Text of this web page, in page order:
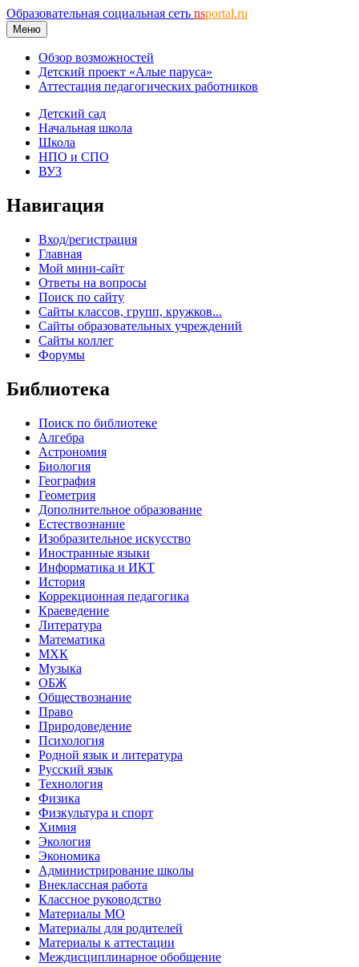
Образовательная социальная сеть nsportal.ru
Меню
Обзор возможностей
Детский проект «Алые паруса»
Аттестация педагогических работников
Детский сад
Начальная школа
Школа
НПО и СПО
ВУЗ
Навигация
Вход/регистрация
Главная
Мой мини-сайт
Ответы на вопросы
Поиск по сайту
Сайты классов, групп, кружков...
Сайты образовательных учреждений
Сайты коллег
Форумы
Библиотека
Поиск по библиотеке
Алгебра
Астрономия
Биология
География
Геометрия
Дополнительное образование
Естествознание
Изобразительное искусство
Иностранные языки
Информатика и ИКТ
История
Коррекционная педагогика
Краеведение
Литература
Математика
МХК
Музыка
ОБЖ
Обществознание
Право
Природоведение
Психология
Родной язык и литература
Русский язык
Технология
Физика
Физкультура и спорт
Химия
Экология
Экономика
Администрирование школы
Внеклассная работа
Классное руководство
Материалы МО
Материалы для родителей
Материалы к аттестации
Междисциплинарное обобщение